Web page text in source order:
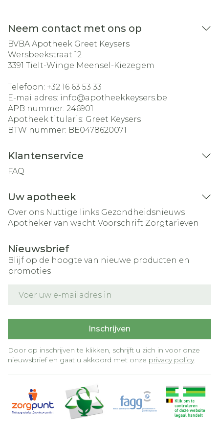
Neem contact met ons op
BVBA Apotheek Greet Keysers
Wersbeekstraat 12
3391 Tielt-Winge Meensel-Kiezegem
Telefoon: +32 16 63 53 33
E-mailadres: info@apotheekkeysers.be
APB nummer: 246901
Apotheek titularis: Greet Keysers
BTW nummer: BE0478620071
Klantenservice
FAQ
Uw apotheek
Over ons Nuttige links Gezondheidsnieuws
Apotheker van wacht Voorschrift Zorgtarieven
Nieuwsbrief
Blijf op de hoogte van nieuwe producten en
promoties
Inschrijven
Door op inschrijven te klikken, schrijft u zich in voor onze
nieuwsbrief en gaat u akkoord met onze privacy policy.